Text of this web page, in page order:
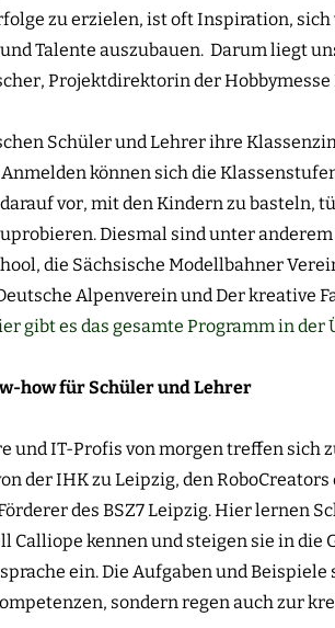
zu erzielen, ist oft Inspiration,
Talente auszubauen. Darum liegt
Projektdirektorin der Hobbymesse
Schüler und Lehrer ihre
können sich die
vor, mit den Kindern zu basteln,
Diesmal sind unter anderem
die Sächsische Modellbahner
Alpenverein und Der kreative
gibt es das gesamte Programm in der
how für Schüler und Lehrer
und IT-Profis von morgen treffen sich
der IHK zu Leipzig, den
des BSZ7 Leipzig. Hier lernen
Calliope kennen und steigen sie in die
ein. Die Aufgaben und
sondern regen auch zur